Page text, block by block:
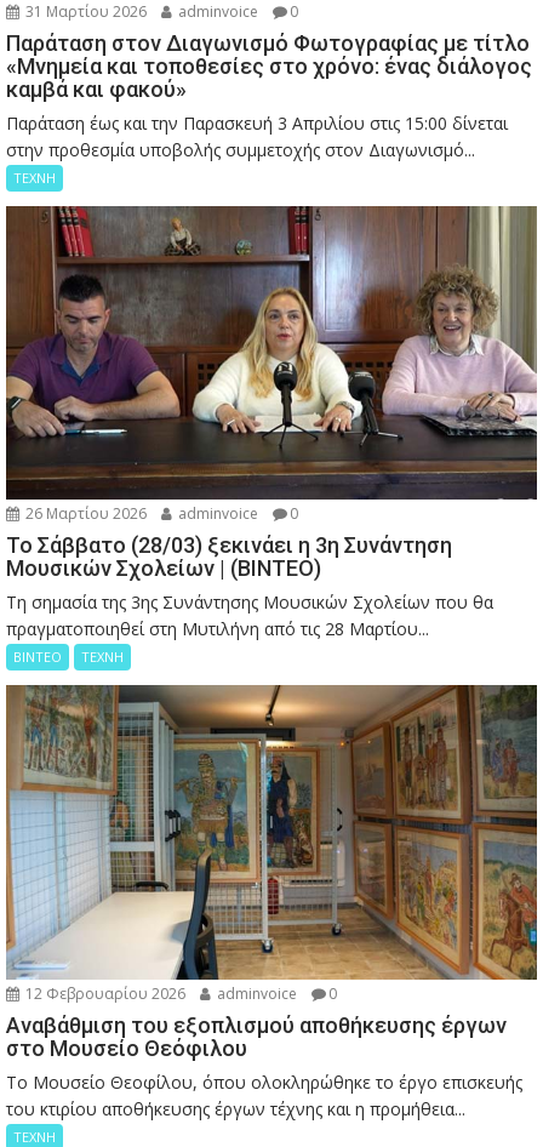
31 Μαρτίου 2026 adminvoice 0
Παράταση στον Διαγωνισμό Φωτογραφίας με τίτλο
«Μνημεία και τοποθεσίες στο χρόνο: ένας διάλογος
καμβά και φακού»
Παράταση έως και την Παρασκευή 3 Απριλίου στις 15:00 δίνεται
στην προθεσμία υποβολής συμμετοχής στον Διαγωνισμό...
ΤΕΧΝΗ
26 Μαρτίου 2026 adminvoice 0
Το Σάββατο (28/03) ξεκινάει η 3η Συνάντηση
Μουσικών Σχολείων | (ΒΙΝΤΕΟ)
Τη σημασία της 3ης Συνάντησης Μουσικών Σχολείων που θα
πραγματοποιηθεί στη Μυτιλήνη από τις 28 Μαρτίου...
ΒΙΝΤΕΟ ΤΕΧΝΗ
12 Φεβρουαρίου 2026 adminvoice 0
Αναβάθμιση του εξοπλισμού αποθήκευσης έργων
στο Μουσείο Θεόφιλου
Το Μουσείο Θεοφίλου, όπου ολοκληρώθηκε το έργο επισκευής
του κτιρίου αποθήκευσης έργων τέχνης και η προμήθεια...
ΤΕΧΝΗ